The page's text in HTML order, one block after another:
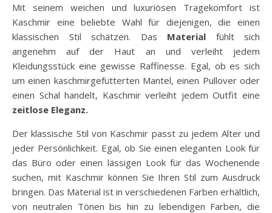
Mit seinem weichen und luxuriösen Tragekomfort ist
Kaschmir eine beliebte Wahl für diejenigen, die einen
klassischen Stil schätzen. Das Material fühlt sich
angenehm auf der Haut an und verleiht jedem
Kleidungsstück eine gewisse Raffinesse. Egal, ob es sich
um einen kaschmirgefütterten Mantel, einen Pullover oder
einen Schal handelt, Kaschmir verleiht jedem Outfit eine
zeitlose Eleganz.
Der klassische Stil von Kaschmir passt zu jedem Alter und
jeder Persönlichkeit. Egal, ob Sie einen eleganten Look für
das Büro oder einen lässigen Look für das Wochenende
suchen, mit Kaschmir können Sie Ihren Stil zum Ausdruck
bringen. Das Material ist in verschiedenen Farben erhältlich,
von neutralen Tönen bis hin zu lebendigen Farben, die